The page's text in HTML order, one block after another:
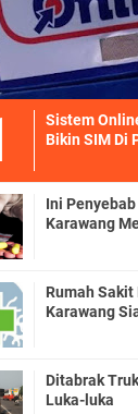
Sistem
Bikin SIM Di
Ini
Karawang
Rumah Sakit
Karawang
Ditabrak
Luka-luka